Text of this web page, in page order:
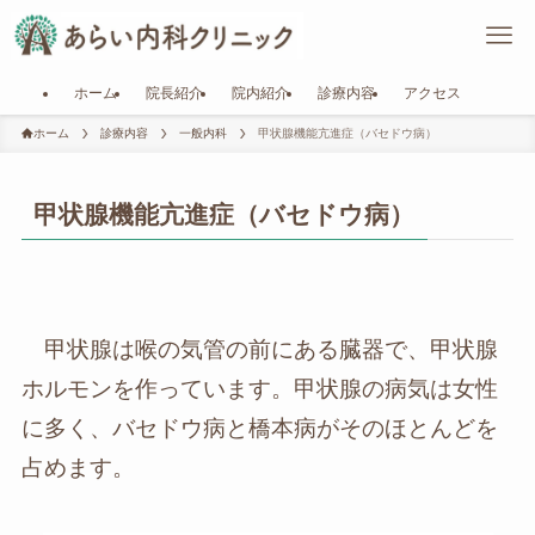
ホーム 院長紹介 院内紹介 診療内容 アクセス
ホーム 診療内容 一般内科 甲状腺機能亢進症（バセドウ病）
甲状腺機能亢進症（バセドウ病）
甲状腺は喉の気管の前にある臓器で、甲状腺
ホルモンを作っています。甲状腺の病気は女性
に多く、バセドウ病と橋本病がそのほとんどを
占めます。